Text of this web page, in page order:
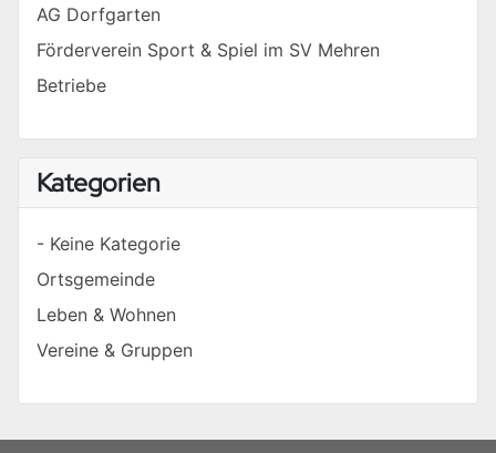
AG Dorfgarten
Förderverein Sport & Spiel im SV Mehren
Betriebe
Kategorien
- Keine Kategorie
Ortsgemeinde
Leben & Wohnen
Vereine & Gruppen